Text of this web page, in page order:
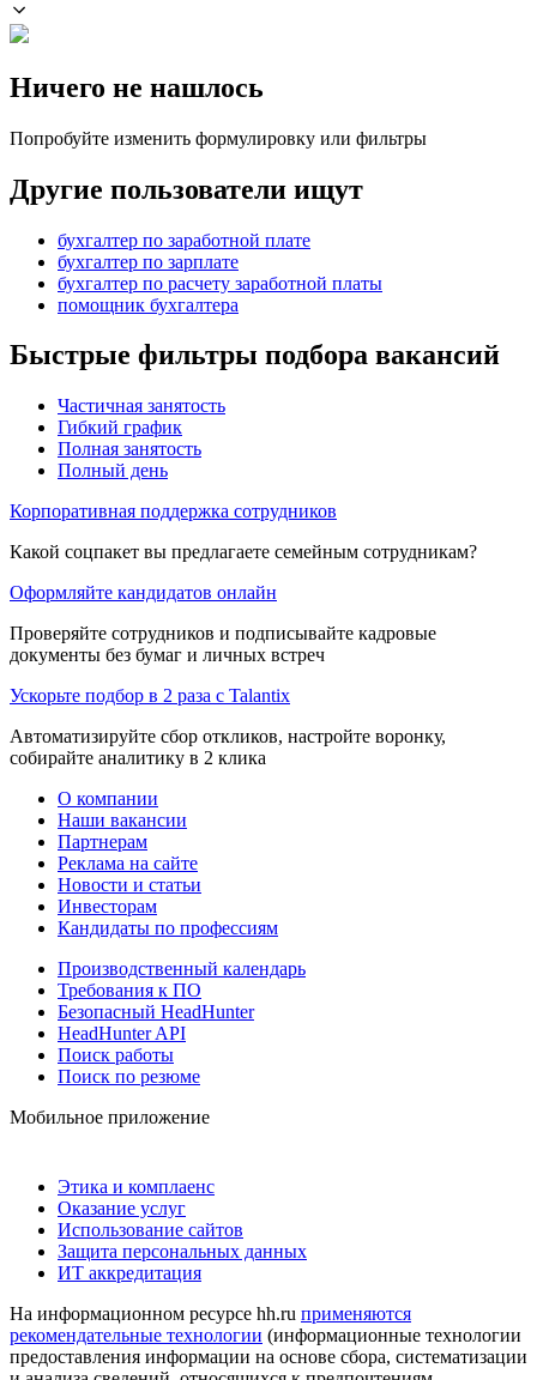
Ничего не нашлось
Попробуйте изменить формулировку или фильтры
Другие пользователи ищут
бухгалтер по заработной плате
бухгалтер по зарплате
бухгалтер по расчету заработной платы
помощник бухгалтера
Быстрые фильтры подбора вакансий
Частичная занятость
Гибкий график
Полная занятость
Полный день
Корпоративная поддержка сотрудников
Какой соцпакет вы предлагаете семейным сотрудникам?
Оформляйте кандидатов онлайн
Проверяйте сотрудников и подписывайте кадровые
документы без бумаг и личных встреч
Ускорьте подбор в 2 раза с Talantix
Автоматизируйте сбор откликов, настройте воронку,
собирайте аналитику в 2 клика
О компании
Наши вакансии
Партнерам
Реклама на сайте
Новости и статьи
Инвесторам
Кандидаты по профессиям
Производственный календарь
Требования к ПО
Безопасный HeadHunter
HeadHunter API
Поиск работы
Поиск по резюме
Мобильное приложение
Этика и комплаенс
Оказание услуг
Использование сайтов
Защита персональных данных
ИТ аккредитация
На информационном ресурсе hh.ru применяются
рекомендательные технологии (информационные технологии
предоставления информации на основе сбора, систематизации